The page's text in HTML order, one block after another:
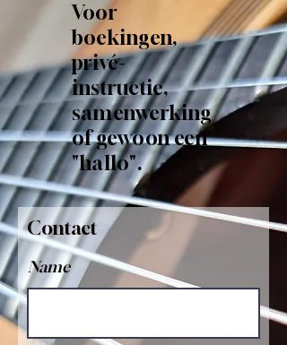
Voor
boekingen,
privé-
instructie,
samenwerking
of gewoon een
"hallo".
Contact
Name